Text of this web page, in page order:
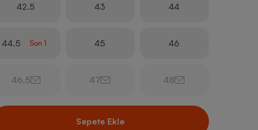
42.5 43 44
44.5 Son 1 45 46
46.5 47 48
Sepete Ekle